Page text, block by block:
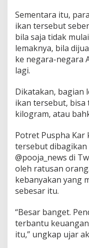
Sementara itu,
ikan tersebut
bila saja tidak
lemaknya, bila
ke negara-negara
lagi.
Dikatakan, bagian
ikan tersebut, bisa
kilogram, atau
Potret Puspha Kar
tersebut dibagikan
@pooja_news di
oleh ratusan
kebanyakan yang
sebesar itu.
“Besar banget.
terbantu
itu,” ungkap ujar